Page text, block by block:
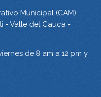
Municipal (CAM)
- Valle del Cauca -
de 8 am a 12 pm y